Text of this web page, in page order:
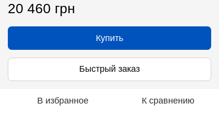
20 460 грн
Купить
Быстрый заказ
В избранное К сравнению